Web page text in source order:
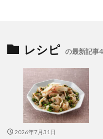
レシピ の最新記事
2026年7月31日